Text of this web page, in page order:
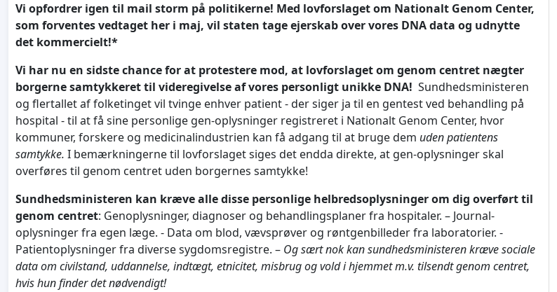
Vi opfordrer igen til mail storm på politikerne! Med lovforslaget om Nationalt Genom Center,
som forventes vedtaget her i maj, vil staten tage ejerskab over vores DNA data og udnytte
det kommercielt!*
Vi har nu en sidste chance for at protestere mod, at lovforslaget om genom centret nægter
borgerne samtykkeret til videregivelse af vores personligt unikke DNA! Sundhedsministeren
og flertallet af folketinget vil tvinge enhver patient - der siger ja til en gentest ved behandling på
hospital - til at få sine personlige gen-oplysninger registreret i Nationalt Genom Center, hvor
kommuner, forskere og medicinalindustrien kan få adgang til at bruge dem uden patientens
samtykke. I bemærkningerne til lovforslaget siges det endda direkte, at gen-oplysninger skal
overføres til genom centret uden borgernes samtykke!
Sundhedsministeren kan kræve alle disse personlige helbredsoplysninger om dig overført til
genom centret: Genoplysninger, diagnoser og behandlingsplaner fra hospitaler. – Journal-
oplysninger fra egen læge. - Data om blod, vævsprøver og røntgenbilleder fra laboratorier. -
Patientoplysninger fra diverse sygdomsregistre. – Og sært nok kan sundhedsministeren kræve sociale
dataom civilstand, uddannelse, indtægt, etnicitet, misbrug og vold i hjemmet m.v. tilsendt genom centret,
hvis hun finder det nødvendigt!